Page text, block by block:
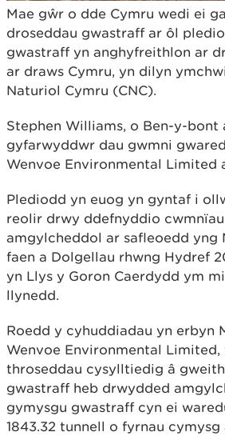
Mae gŵr o dde Cymru wedi ei
droseddau gwastraff ar ôl
gwastraff yn anghyfreithlon ar
ar draws Cymru, yn dilyn
Naturiol Cymru (CNC).
Stephen Williams, o Ben-y-bont
gyfarwyddwr dau gwmni
Wenvoe Environmental Limited
Plediodd yn euog yn gyntaf i
reolir drwy ddefnyddio
amgylcheddol ar safleoedd yng
faen a Dolgellau rhwng Hydref
yn Llys y Goron Caerdydd ym
llynedd.
Roedd y cyhuddiadau yn erbyn
Wenvoe Environmental Limited,
throseddau cysylltiedig â
gwastraff heb drwydded
gymysgu gwastraff cyn ei
1843.32 tunnell o fyrnau